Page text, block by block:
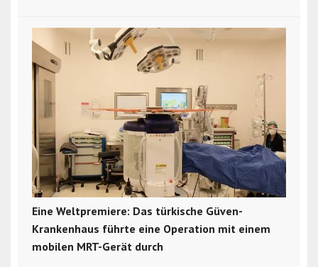
Eine Weltpremiere: Das türkische Güven-
Krankenhaus führte eine Operation mit einem
mobilen MRT-Gerät durch